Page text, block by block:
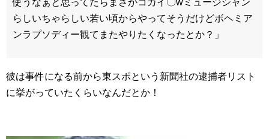
らしいちゃらしい若い頃からやってそうだけどボヘミア
ンラプソディー観てまたやりたくなったとか？」
彼は事件になる前から東スポという新聞社の逮捕者リスト
に挙がっていたくらいなんだとか！